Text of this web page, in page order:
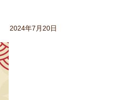
2024年7月20日